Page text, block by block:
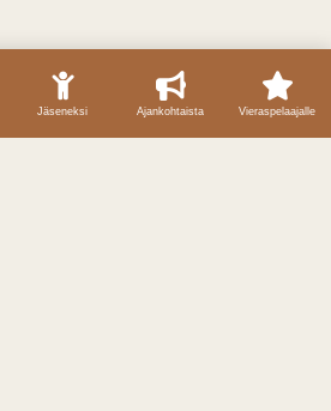
Jäseneksi Ajankohtaista Vieraspelaajalle